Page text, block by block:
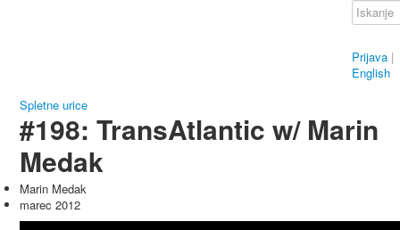
Prijava |
English
Spletne urice
#198: TransAtlantic w/ Marin
Medak
Marin Medak
marec 2012